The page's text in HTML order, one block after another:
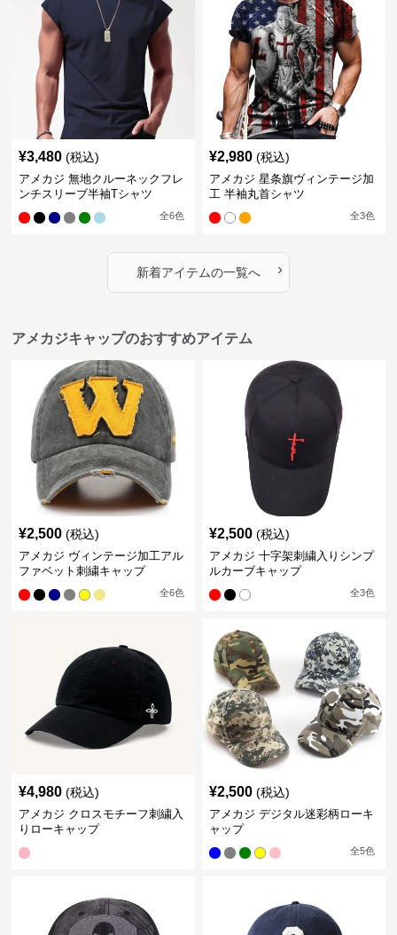
¥3,480 (税込)
アメカジ 無地クルーネックフレ
ンチスリーブ半袖Tシャツ
全6色
¥2,980 (税込)
アメカジ 星条旗ヴィンテージ加
工 半袖丸首シャツ
全3色
新着アイテムの一覧へ ›
アメカジキャップのおすすめアイテム
¥2,500 (税込)
アメカジ ヴィンテージ加工アル
ファベット刺繍キャップ
全6色
¥2,500 (税込)
アメカジ 十字架刺繍入りシンプ
ルカーブキャップ
全3色
¥4,980 (税込)
アメカジ クロスモチーフ刺繍入
りローキャップ
¥2,500 (税込)
アメカジ デジタル迷彩柄ローキ
ャップ
全5色